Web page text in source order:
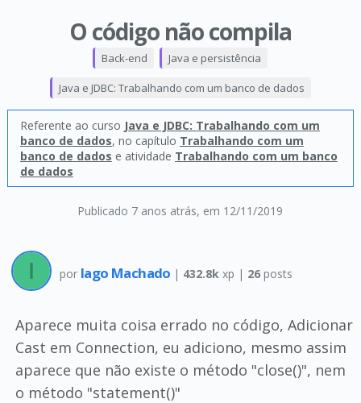
O código não compila
Publicado 7 anos atrás, em 12/11/2019
Back-end Java e persistência
Java e JDBC: Trabalhando com um banco de dados
Referente ao curso Java e JDBC: Trabalhando com um
banco de dados, no capítulo Trabalhando com um
banco de dados e atividade Trabalhando com um banco
de dados
por Iago Machado | 432.8k xp | 26 posts
Aparece muita coisa errado no código, Adicionar
Cast em Connection, eu adiciono, mesmo assim
aparece que não existe o método "close()", nem
o método "statement()"